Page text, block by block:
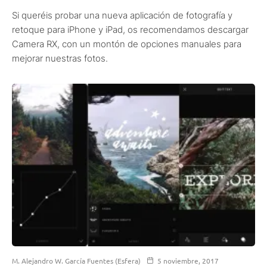
Si queréis probar una nueva aplicación de fotografía y
retoque para iPhone y iPad, os recomendamos descargar
Camera RX, con un montón de opciones manuales para
mejorar nuestras fotos.
M. Alejandro W. García Fuentes (Esfera)
5 noviembre, 2017